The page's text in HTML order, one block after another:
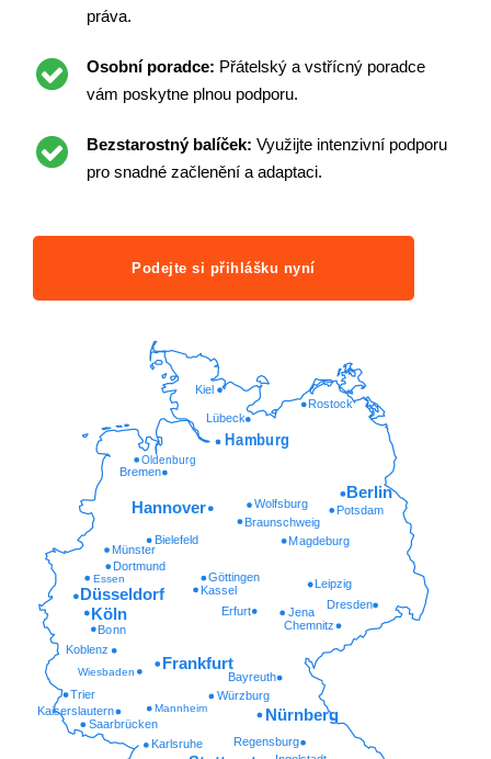
práva.
Osobní poradce: Přátelský a vstřícný poradce
vám poskytne plnou podporu.
Bezstarostný balíček: Využijte intenzivní podporu
pro snadné začlenění a adaptaci.
Podejte si přihlášku nyní
Regensburg
Karlsruhe
Saarbrücken
Kaiserslautern Mannheim
Würzburg
Trier
Wiesbaden Bayreuth
Koblenz
Chemnitz
Bonn
Erfurt Jena
Dresden
Kassel
Göttingen
Essen
Dortmund
Münster
Magdeburg
Bielefeld
Braunschweig
Potsdam
Wolfsburg
Oldenburg
Lübeck
Rostock
Kiel
Nürnberg
Frankfurt
Köln
Düsseldorf
Leipzig
Hannover
Berlin
Bremen
Hamburg